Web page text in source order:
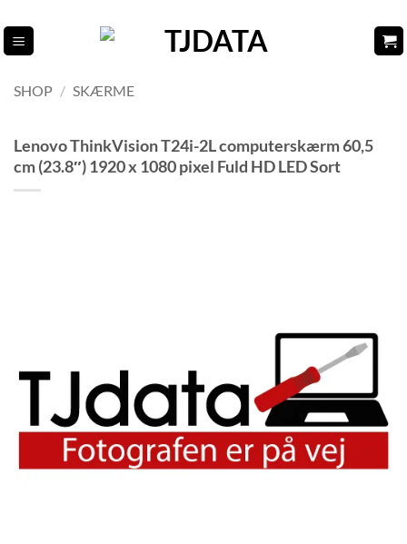
til
indhold
SHOP / SKÆRME
Lenovo ThinkVision T24i-2L computerskærm 60,5
cm (23.8″) 1920 x 1080 pixel Fuld HD LED Sort